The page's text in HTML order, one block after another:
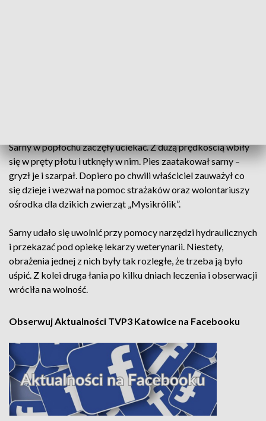
Sarny w popłochu zaczęły uciekać. Z dużą prędkością wbiły
się w pręty płotu i utknęły w nim. Pies zaatakował sarny –
gryzł je i szarpał. Dopiero po chwili właściciel zauważył co
się dzieje i wezwał na pomoc strażaków oraz wolontariuszy
ośrodka dla dzikich zwierząt „Mysikrólik”.
Sarny udało się uwolnić przy pomocy narzędzi hydraulicznych
i przekazać pod opiekę lekarzy weterynarii. Niestety,
obrażenia jednej z nich były tak rozległe, że trzeba ją było
uśpić. Z kolei druga łania po kilku dniach leczenia i obserwacji
wróciła na wolność.
Obserwuj Aktualności TVP3 Katowice na Facebooku